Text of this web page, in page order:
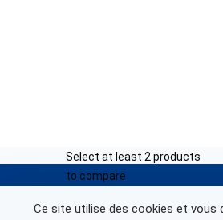
Select at least 2 products
to compare
View comparison
Ce site utilise des cookies et vous